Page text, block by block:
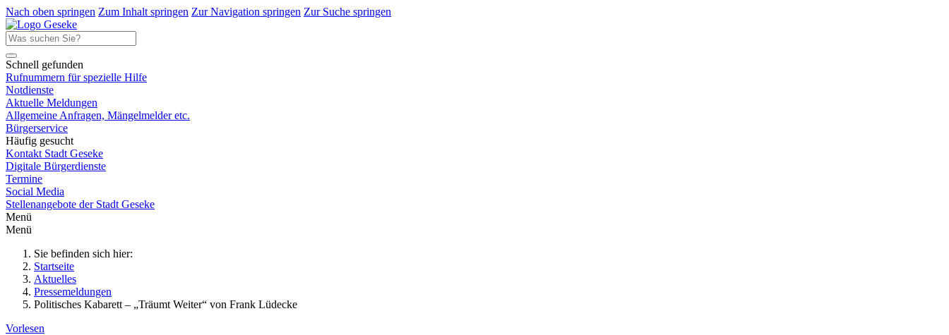
Nach oben springen Zum Inhalt springen Zur Navigation springen Zur Suche springen
Schnell gefunden
Rufnummern für spezielle Hilfe
Notdienste
Aktuelle Meldungen
Allgemeine Anfragen, Mängelmelder etc.
Bürgerservice
Häufig gesucht
Kontakt Stadt Geseke
Digitale Bürgerdienste
Termine
Social Media
Stellenangebote der Stadt Geseke
Menü
Menü
Sie befinden sich hier:
Startseite
Aktuelles
Pressemeldungen
Politisches Kabarett – „Träumt Weiter“ von Frank Lüdecke
Vorlesen